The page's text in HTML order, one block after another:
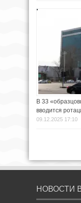
В 33
вводится
09.12.2025 17:10
НОВОСТИ